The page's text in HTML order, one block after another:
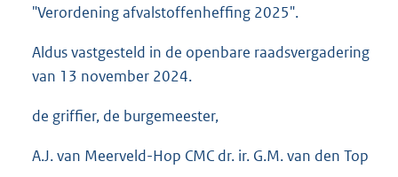
"Verordening afvalstoffenheffing 2025".
Aldus vastgesteld in de openbare raadsvergadering
van 13 november 2024.
de griffier, de burgemeester,
A.J. van Meerveld-Hop CMC dr. ir. G.M. van den Top